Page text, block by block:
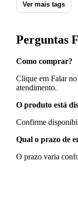
Ver mais tags
Perguntas
Como comprar?
Clique em Falar
atendimento.
O produto está
Confirme
Qual o prazo de
O prazo varia